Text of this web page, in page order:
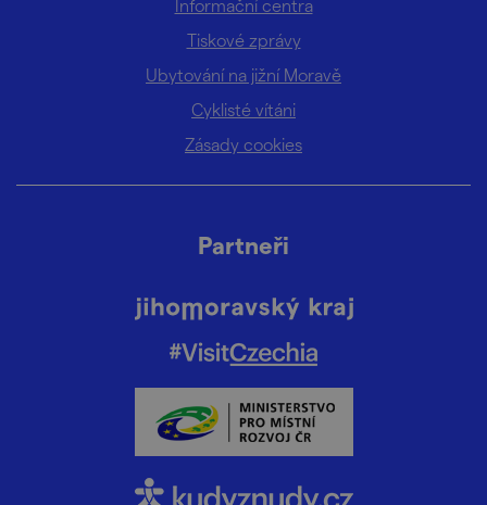
Informační centra
Tiskové zprávy
Ubytování na jižní Moravě
Cyklisté vítáni
Zásady cookies
Partneři